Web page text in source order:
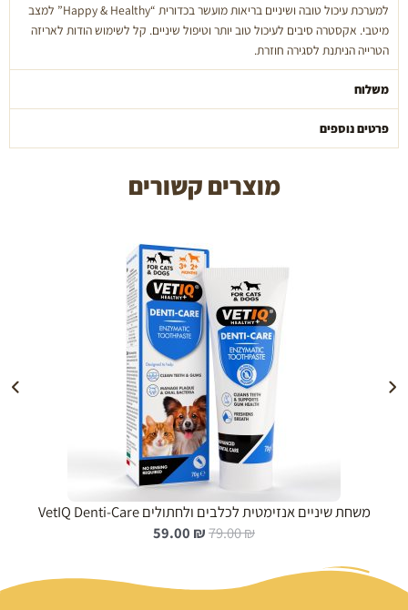
Varsele-
Laga
למערכת עיכול טובה ושיניים בריאות מועשר בכדורית “Happy & Healthy” למצב
מיטבי. אקסטרה סיבים לעיכול טוב יותר וטיפול שיניים. קל לשימוש הודות לאריזה
הטרייה הניתנת לסגירה חוזרת.
משלוח
פרטים נוספים
מוצרים קשורים
הוספה לעגלה
משחת שיניים אנזימטית לכלבים ולחתולים VetIQ Denti-Care
79.00₪
ה
י
59.00 ₪
ה
י